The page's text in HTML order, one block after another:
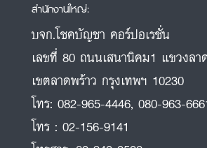
สำนักงานใหญ่:
บจก.โชคบัญชา คอร์ปอเรชั่น
เลขที่ 80 ถนนเสนานิคม1 แขวงลา
เขตลาดพร้าว กรุงเทพฯ 10230
โทร: 082-965-4446, 080-963-
โทร : 02-156-9141